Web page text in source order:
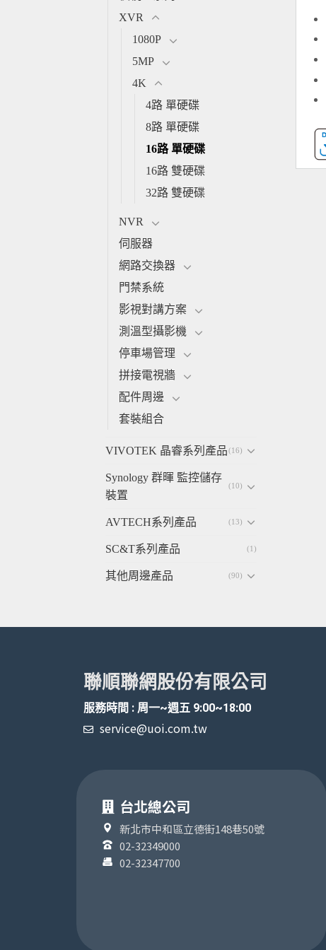
XVR
1080P
5MP
4K
4路 單硬碟
8路 單硬碟
16路 單硬碟
16路 雙硬碟
32路 雙硬碟
NVR
伺服器
網路交換器
門禁系統
影視對講方案
測溫型攝影機
停車場管理
拼接電視牆
配件周邊
套裝組合
VIVOTEK 晶睿系列產品(16)
Synology 群暉 監控儲存
裝置
(10)
AVTECH系列產品 (13)
SC&T系列產品 (1)
其他周邊產品 (90)
聯順聯網股份有限公司
服務時間 : 周一~週五 9:00~18:00
service@uoi.com.tw
台北總公司
新北市中和區立德街148巷50號
02-32349000
02-32347700